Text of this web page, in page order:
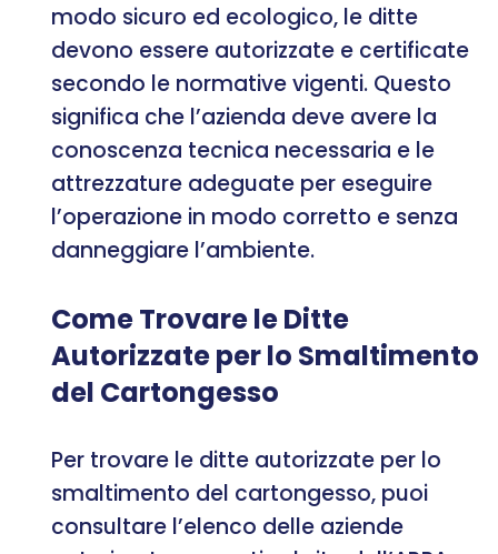
modo sicuro ed ecologico, le ditte
devono essere autorizzate e certificate
secondo le normative vigenti. Questo
significa che l’azienda deve avere la
conoscenza tecnica necessaria e le
attrezzature adeguate per eseguire
l’operazione in modo corretto e senza
danneggiare l’ambiente.
Come Trovare le Ditte
Autorizzate per lo Smaltimento
del Cartongesso
Per trovare le ditte autorizzate per lo
smaltimento del cartongesso, puoi
consultare l’elenco delle aziende